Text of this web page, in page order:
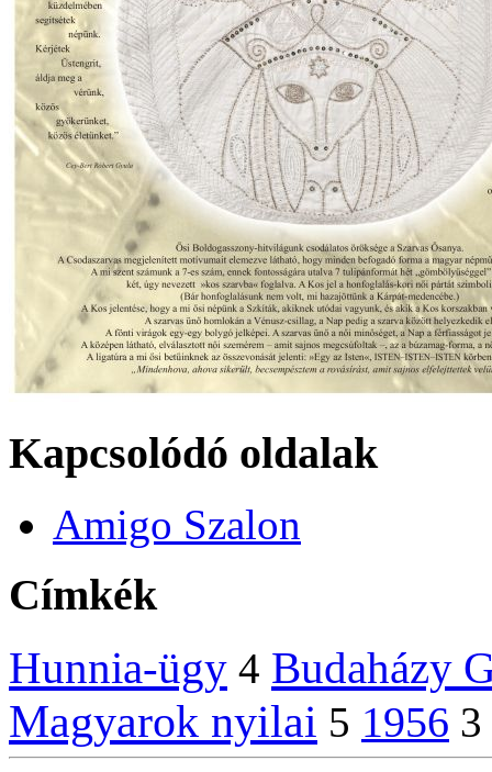
Kapcsolódó oldalak
Amigo Szalon
Címkék
Hunnia-ügy 4 Budaházy
Magyarok nyilai 5 1956 3